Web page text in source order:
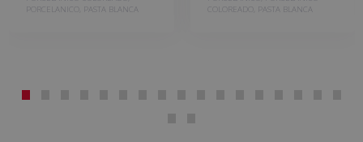
PORCELANICO, PASTA BLANCA
COLOREADO, PASTA BLANCA